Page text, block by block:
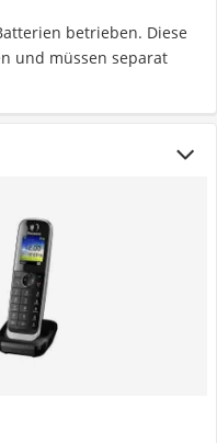
betrieben. Diese
und müssen separat